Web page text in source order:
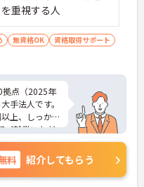
重視する人
無資格OK
資格取得サポート
拠点（2025年
手法人です。
上、しっか
ご就業いただ
る方に、手を
あるお仕事
イントなど、
気軽にご相談
料 紹介してもらう